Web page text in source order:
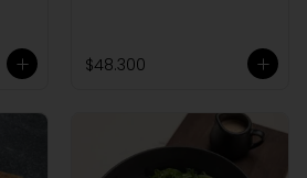
$48.300